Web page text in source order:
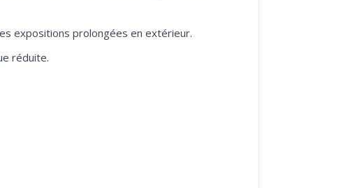
expositions prolongées en extérieur.
réduite.